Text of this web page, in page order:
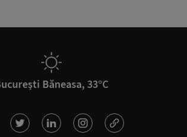
Băneasa, 33°C